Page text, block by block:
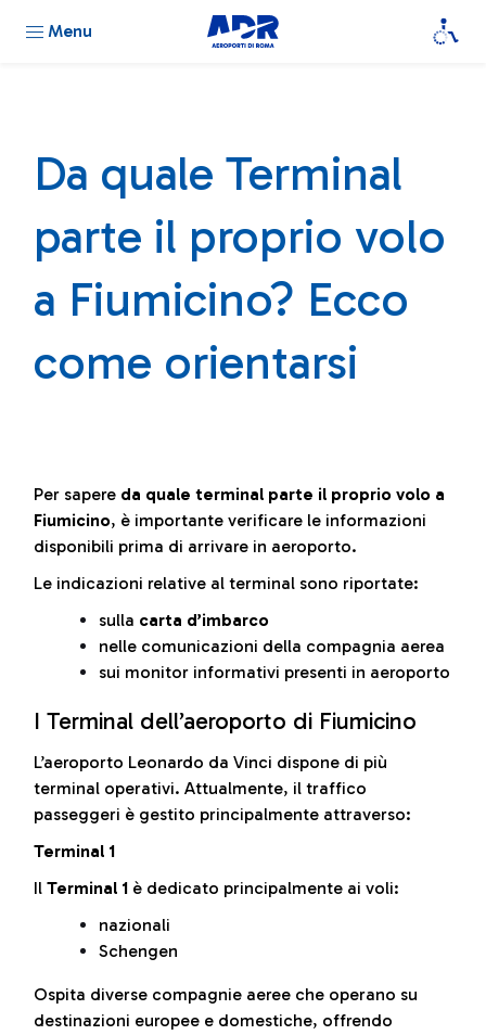
Menu
Da quale Terminal
parte il proprio volo
a Fiumicino? Ecco
come orientarsi
Per sapere da quale terminal parte il proprio volo a
Fiumicino, è importante verificare le informazioni
disponibili prima di arrivare in aeroporto.
Le indicazioni relative al terminal sono riportate:
sulla carta d’imbarco
nelle comunicazioni della compagnia aerea
sui monitor informativi presenti in aeroporto
I Terminal dell’aeroporto di Fiumicino
L’aeroporto Leonardo da Vinci dispone di più
terminal operativi. Attualmente, il traffico
passeggeri è gestito principalmente attraverso:
Terminal 1
Il Terminal 1 è dedicato principalmente ai voli:
nazionali
Schengen
Ospita diverse compagnie aeree che operano su
destinazioni europee e domestiche, offrendo